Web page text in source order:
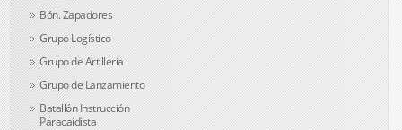
Bón. Zapadores
Grupo Logístico
Grupo de Artillería
Grupo de Lanzamiento
Batallón Instrucción
Paracaidista